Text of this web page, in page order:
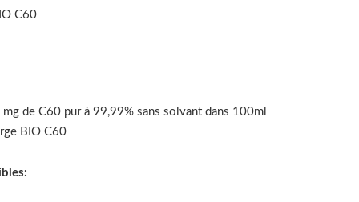
C60
de C60 pur à 99,99% sans solvant dans 100ml
BIO C60